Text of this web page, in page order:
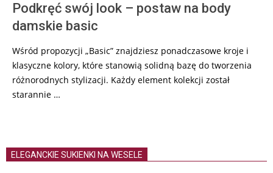
Podkręć swój look – postaw na body
damskie basic
Wśród propozycji „Basic” znajdziesz ponadczasowe kroje i
klasyczne kolory, które stanowią solidną bazę do tworzenia
różnorodnych stylizacji. Każdy element kolekcji został
starannie …
ELEGANCKIE SUKIENKI NA WESELE